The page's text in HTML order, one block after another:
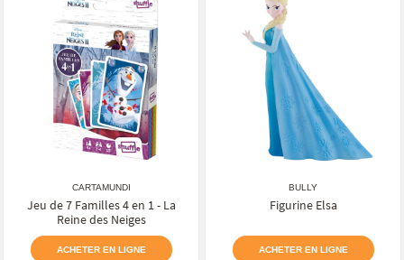
CARTAMUNDI
Jeu de 7 Familles 4 en 1 - La
Reine des Neiges
ACHETER EN LIGNE
BULLY
Figurine Elsa
ACHETER EN LIGNE